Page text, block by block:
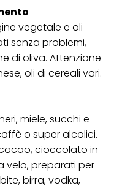
vegetale e oli
senza problemi,
di oliva. Attenzione
oli di cereali vari.
miele, succhi e
o super alcolici.
cioccolato in
velo, preparati per
birra, vodka,